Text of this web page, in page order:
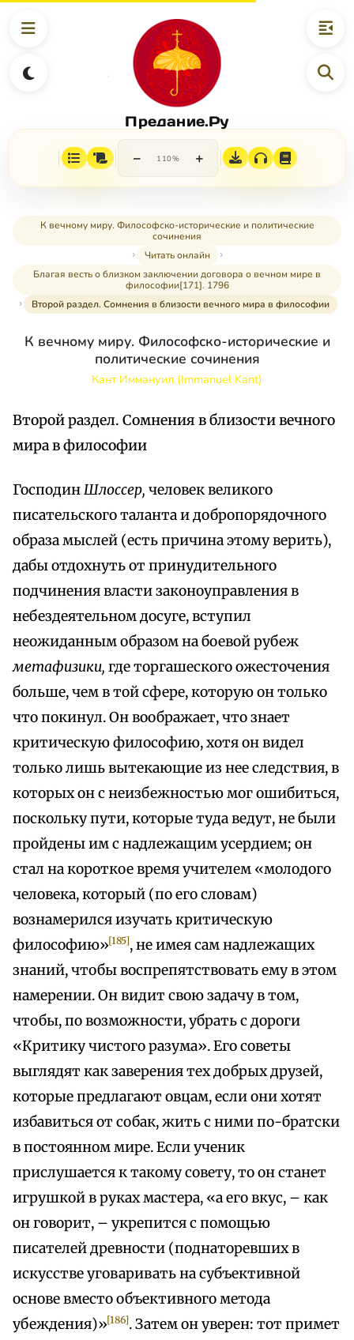
Предание.Ру
− 110% +
К вечному миру. Философско-исторические и политические
сочинения
Читать онлайн
Благая весть о близком заключении договора о вечном мире в
философии[171]. 1796
Второй раздел. Сомнения в близости вечного мира в философии
К вечному миру. Философско-исторические и
политические сочинения
Кант Иммануил (Immanuel Kant)
Второй раздел. Сомнения в близости вечного
мира в философии
ГосподинШлоссер, человек великого
писательского таланта и добропорядочного
образа мыслей (есть причина этому верить),
дабы отдохнуть от принудительного
подчинения власти законоуправления в
небездеятельном досуге, вступил
неожиданным образом на боевой рубеж
метафизики, где торгашеского ожесточения
больше, чем в той сфере, которую он только
что покинул. Он воображает, что знает
критическую философию, хотя он видел
только лишь вытекающие из нее следствия, в
которых он с неизбежностью мог ошибиться,
поскольку пути, которые туда ведут, не были
пройдены им с надлежащим усердием; он
стал на короткое время учителем «молодого
человека, который (по его словам)
вознамерился изучать критическую
философию»[185], не имея сам надлежащих
знаний, чтобы воспрепятствовать ему в этом
намерении. Он видит свою задачу в том,
чтобы, по возможности, убрать с дороги
«Критику чистого разума». Его советы
выглядят как заверения тех добрых друзей,
которые предлагают овцам, если они хотят
избавиться от собак, жить с ними по-братски
в постоянном мире. Если ученик
прислушается к такому совету, то он станет
игрушкой в руках мастера, «а его вкус, – как
он говорит, – укрепится с помощью
писателей древности (поднаторевших в
искусстве уговаривать на субъективной
основе вместо объективного метода
убеждения)»[186]. Затем он уверен: тот примет